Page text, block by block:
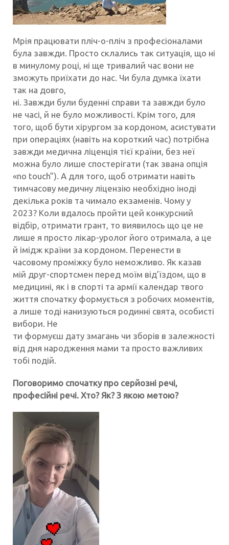
Мрія працювати пліч-о-пліч з професіоналами
була завжди. Просто склались так ситуація, що ні
в минулому році, ні ще тривалий час вони не
зможуть приїхати до нас. Чи була думка їхати
так на довго,
ні. Завжди були буденні справи та завжди було
не часі, й не було можливості. Крім того, для
того, щоб бути хірургом за кордоном, асистувати
при операціях (навіть на короткий час) потрібна
завжди медична ліценція тієї країни, без неї
можна було лише спостерігати (так звана опція
«no touch”). А для того, щоб отримати навіть
тимчасову медичну ліцензію необхідно іноді
декілька років та чимало екзаменів. Чому у
2023? Коли вдалось пройти цей конкурсний
відбір, отримати грант, то виявилось що це не
лише я просто лікар-уролог його отримала, а це
й імідж країни за кордоном. Перенести в
часовому проміжку було неможливо. Як казав
мій друг-спортсмен перед моїм від’їздом, що в
медицині, як і в спорті та армії календар твого
життя спочатку формується з робочих моментів,
а лише тоді нанизуються родинні свята, особисті
вибори. Не
ти формуєш дату змагань чи зборів в залежності
від дня народження мами та просто важливих
тобі подій.
Поговоримо спочатку про серйозні речі,
професійні речі. Хто? Як? З якою метою?